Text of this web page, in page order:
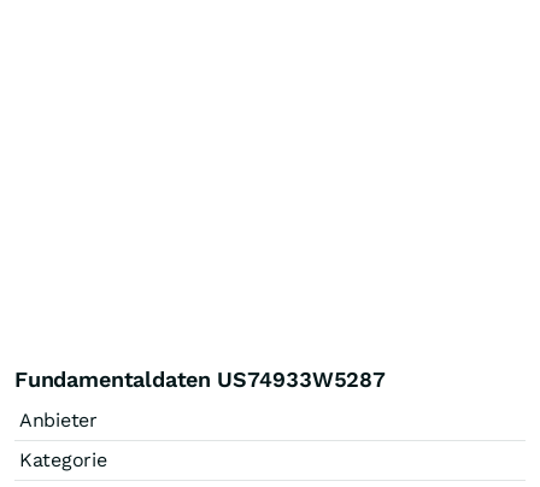
Fundamentaldaten US74933W5287
Anbieter
Kategorie